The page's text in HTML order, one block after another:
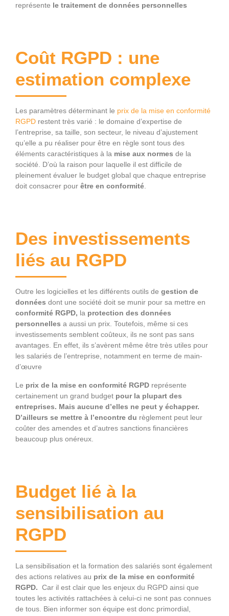
représente le traitement de données personnelles
Coût RGPD : une
estimation complexe
Les paramètres déterminant le prix de la mise en conformité
RGPD restent très varié : le domaine d’expertise de
l’entreprise, sa taille, son secteur, le niveau d’ajustement
qu’elle a pu réaliser pour être en règle sont tous des
éléments caractéristiques à la mise aux normes de la
société. D’où la raison pour laquelle il est difficile de
pleinement évaluer le budget global que chaque entreprise
doit consacrer pour être en conformité
Des investissements
liés au RGPD
Outre les logicielles et les différents outils de gestion de
données dont une société doit se munir pour sa mettre en
conformité RGPD, la protection des données
personnelles a aussi un prix. Toutefois, même si ces
investissements semblent coûteux, ils ne sont pas sans
avantages. En effet, ils s’avèrent même être très utiles pour
les salariés de l’entreprise, notamment en terme de main-
d’œuvre
Le prix de la mise en conformité RGPD représente
certainement un grand budget pour la plupart des
entreprises. Mais aucune d’elles ne peut y échapper.
D’ailleurs se mettre à l’encontre du règlement peut leur
coûter des amendes et d’autres sanctions financières
beaucoup plus onéreux.
Budget lié à la
sensibilisation au
RGPD
La sensibilisation et la formation des salariés sont également
des actions relatives au prix de la mise en conformité
RGPD. Car il est clair que les enjeux du RGPD ainsi que
toutes les activités rattachées à celui-ci ne sont pas connues
de tous. Bien informer son équipe est donc primordial,